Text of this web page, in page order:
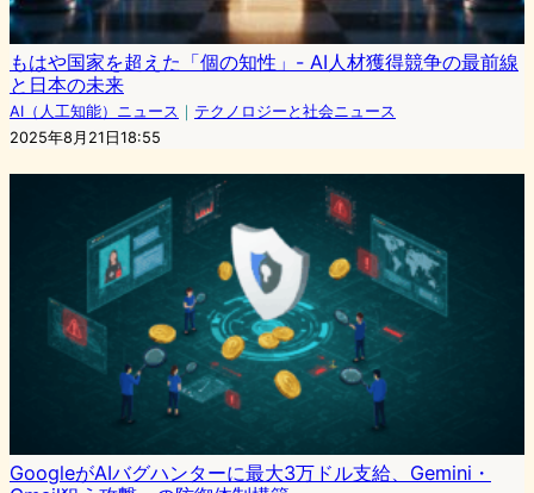
もはや国家を超えた「個の知性」- AI人材獲得競争の最前線
と日本の未来
AI（人工知能）ニュース ｜ テクノロジーと社会ニュース
2025年8月21日18:55
GoogleがAIバグハンターに最大3万ドル支給、Gemini・